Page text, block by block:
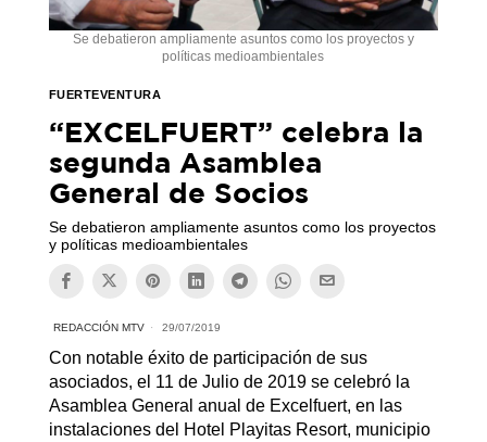
Se debatieron ampliamente asuntos como los proyectos y
políticas medioambientales
FUERTEVENTURA
“EXCELFUERT” celebra la
segunda Asamblea
General de Socios
Se debatieron ampliamente asuntos como los proyectos
y políticas medioambientales
REDACCIÓN MTV 29/07/2019
Con notable éxito de participación de sus
asociados, el 11 de Julio de 2019 se celebró la
Asamblea General anual de Excelfuert, en las
instalaciones del Hotel Playitas Resort, municipio